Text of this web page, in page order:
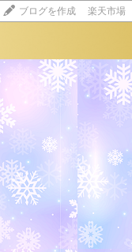
ブログを作成 楽天市場
事にいいね！で1ポイント
秒滞在